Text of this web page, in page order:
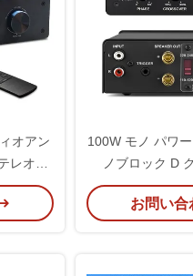
オアン
レオア
100W モノ パワ
ノブロック D
TPA3255 ハイフ
ター
お問い合